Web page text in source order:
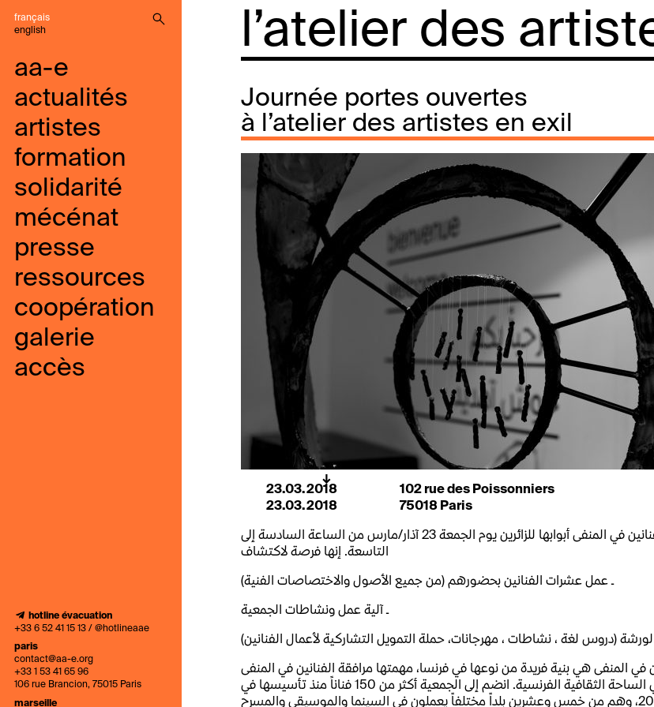
l’atelier des
français
english
aa-e
actualités
artistes
formation
solidarité
mécénat
presse
ressources
coopération
galerie
accès
hotline évacuation
+33 6 52 41 15 13 / @hotlineaae
paris
contact@aa-e.org
+33 1 53 41 65 96
106 rue Brancion, 75015 Paris
marseille
Journée portes ouvertes
à l’atelier des artistes en exil
23.03.2018
23.03.2018
102 rue des Poissonniers
75018 Paris
ستفتح ورشة الفنانين في المنفى أبوابها للزائرين يوم الجمعة 23 آذار/مارس من الساعة السادسة إلى
التاسعة. إنها فرصة لاكتشاف
(ـ عمل عشرات الفنانين بحضورهم (من جميع الأصول والاختصاصات الفنية
ـ آلية عمل ونشاطات الجمعية
(دروس لغة ، نشاطات ، مهرجانات، حملة التمويل التشاركية لأعمال الفنانين
في المنفى هي بنية فريدة من نوعها في فرنسا، مهمتها مرافقة الفنانين في المنفى
ليكونوا حاضرين في الساحة الثقافية الفرنسية. انضم إلى الجمعية أكثر من 150 فناناً منذ تأسيسها في
أيلول/سبتمبر 2017، وهم من خمس وعشرين بلداً مختلفاً يعملون في السينما والموسيقي والمسرح